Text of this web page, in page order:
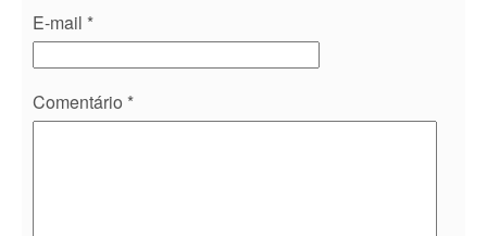
E-mail *
Comentário *